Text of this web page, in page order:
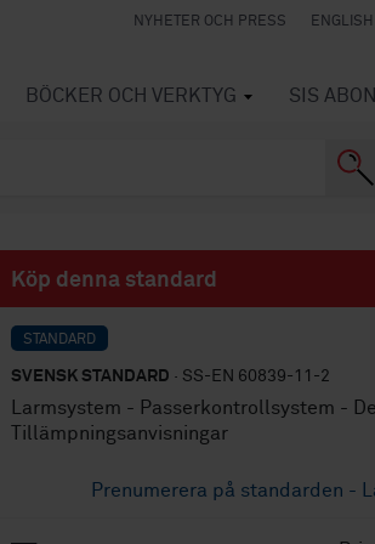
NYHETER OCH PRESS ENGLISH
BÖCKER OCH VERKTYG SIS
Köp denna standard
STANDARD
SVENSK STANDARD · SS-EN 60839-11-2
Larmsystem - Passerkontrollsystem -
Tillämpningsanvisningar
Prenumerera på standarden -